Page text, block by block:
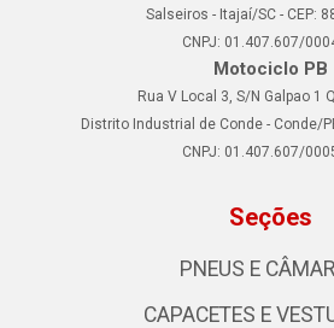
Salseiros - Itajaí/SC - CEP:
CNPJ: 01.407.607/
Motociclo PB
Rua V Local 3, S/N Galpao 1
Distrito Industrial de Conde - Conde/
CNPJ: 01.407.607/
Seções
PNEUS E
CAPACETES E